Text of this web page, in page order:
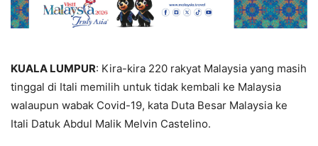
KUALA LUMPUR: Kira-kira 220 rakyat Malaysia yang masih
tinggal di Itali memilih untuk tidak kembali ke Malaysia
walaupun wabak Covid-19, kata Duta Besar Malaysia ke
Itali Datuk Abdul Malik Melvin Castelino.